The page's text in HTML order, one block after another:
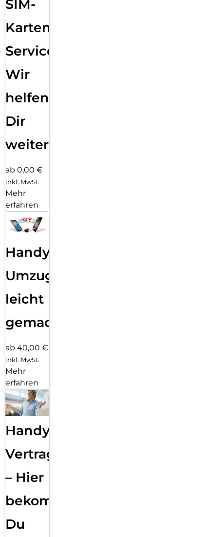
SIM-
Karten
Service:
Wir
helfen
Dir
weiter
ab 0,00 €
inkl. MwSt.
Mehr
erfahren
Handy
Umzug
leicht
gemacht!
ab 40,00 €
inkl. MwSt.
Mehr
erfahren
Handy
Vertragsabwicklung
– Hier
bekommst
Du